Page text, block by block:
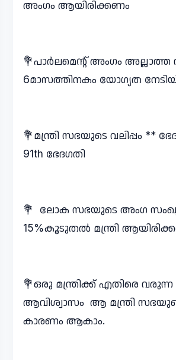
അംഗം ആയിരിക്കണം
💐പാർലമെന്റ് അംഗം അല്ലാത്ത
6മാസത്തിനകം യോഗ്യത
💐മന്ത്രി സഭയുടെ വലിപ്പം **
91th ഭേദഗതി
💐 ലോക സഭയുടെ അംഗ
15%കൂടുതൽ മന്ത്രി
💐ഒരു മന്ത്രിക്ക് എതിരെ വരുന്ന
ആവിശ്വാസം ആ മന്ത്രി
കാരണം ആകാം.